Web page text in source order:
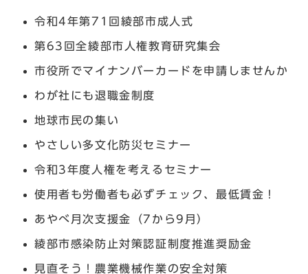
令和4年第71回綾部市成人式
第63回全綾部市人権教育研究集会
市役所でマイナンバーカードを申請しませんか
わが社にも退職金制度
地球市民の集い
やさしい多文化防災セミナー
令和3年度人権を考えるセミナー
使用者も労働者も必ずチェック、最低賃金！
あやべ月次支援金（7から9月）
綾部市感染防止対策認証制度推進奨励金
見直そう！農業機械作業の安全対策